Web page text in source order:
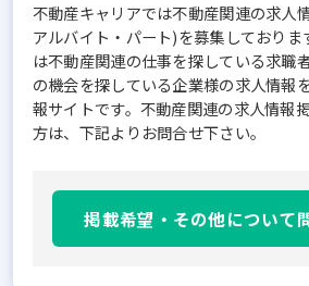
不動産キャリアでは不動産関連の求人
アルバイト・パート)を募集しておりま
は不動産関連の仕事を探している求職
の機会を探している企業様の求人情報
報サイトです。不動産関連の求人情報
方は、下記よりお問合せ下さい。
掲載希望・その他について